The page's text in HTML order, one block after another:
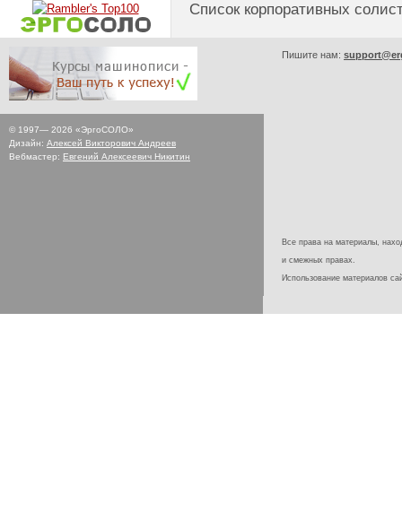
Список корпоративных
© 1997— 2026 «ЭргоСОЛО»
Дизайн: Алексей Викторович Андреев
Вебмастер: Евгений Алексеевич Никитин
Пишите нам:
Все права на материалы,
и смежных правах.
Использование материалов